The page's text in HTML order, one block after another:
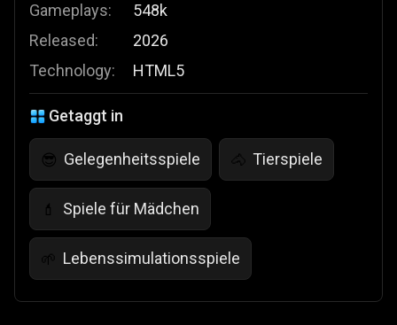
Gameplays:
Released:
Technology:
548k
2026
HTML5
Getaggt in
😎 Gelegenheitsspiele 🐴 Tierspiele
💄 Spiele für Mädchen
🌱 Lebenssimulationsspiele